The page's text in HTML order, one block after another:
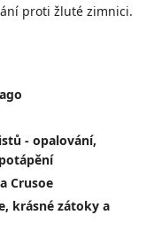
proti žluté zimnici.
- opalování,
Crusoe
krásné zátoky a